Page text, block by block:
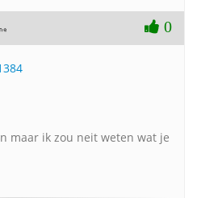
0
maar ik zou neit weten wat je